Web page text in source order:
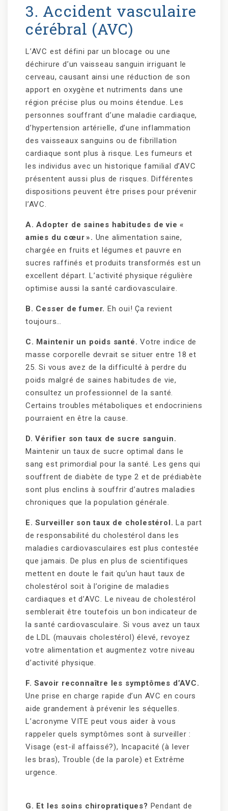
3. Accident vasculaire
cérébral (AVC)
L’AVC est défini par un blocage ou une
déchirure d’un vaisseau sanguin irriguant le
cerveau, causant ainsi une réduction de son
apport en oxygène et nutriments dans une
région précise plus ou moins étendue. Les
personnes souffrant d’une maladie cardiaque,
d’hypertension artérielle, d’une inflammation
des vaisseaux sanguins ou de fibrillation
cardiaque sont plus à risque. Les fumeurs et
les individus avec un historique familial d’AVC
présentent aussi plus de risques. Différentes
dispositions peuvent être prises pour prévenir
l’AVC.
A. Adopter de saines habitudes de vie «
amies du cœur ». Une alimentation saine,
chargée en fruits et légumes et pauvre en
sucres raffinés et produits transformés est un
excellent départ. L’activité physique régulière
optimise aussi la santé cardiovasculaire.
B. Cesser de fumer. Eh oui! Ça revient
toujours…
C. Maintenir un poids santé. Votre indice de
masse corporelle devrait se situer entre 18 et
25. Si vous avez de la difficulté à perdre du
poids malgré de saines habitudes de vie,
consultez un professionnel de la santé.
Certains troubles métaboliques et endocriniens
pourraient en être la cause.
D. Vérifier son taux de sucre sanguin.
Maintenir un taux de sucre optimal dans le
sang est primordial pour la santé. Les gens qui
souffrent de diabète de type 2 et de prédiabète
sont plus enclins à souffrir d’autres maladies
chroniques que la population générale.
E. Surveiller son taux de cholestérol. La part
de responsabilité du cholestérol dans les
maladies cardiovasculaires est plus contestée
que jamais. De plus en plus de scientifiques
mettent en doute le fait qu’un haut taux de
cholestérol soit à l’origine de maladies
cardiaques et d’AVC. Le niveau de cholestérol
semblerait être toutefois un bon indicateur de
la santé cardiovasculaire. Si vous avez un taux
de LDL (mauvais cholestérol) élevé, revoyez
votre alimentation et augmentez votre niveau
d’activité physique.
F. Savoir reconnaître les symptômes d’AVC.
Une prise en charge rapide d’un AVC en cours
aide grandement à prévenir les séquelles.
L’acronyme VITE peut vous aider à vous
rappeler quels symptômes sont à surveiller :
Visage (est-il affaissé?), Incapacité (à lever
les bras), Trouble (de la parole) et Extrême
urgence.
G. Et les soins chiropratiques? Pendant de